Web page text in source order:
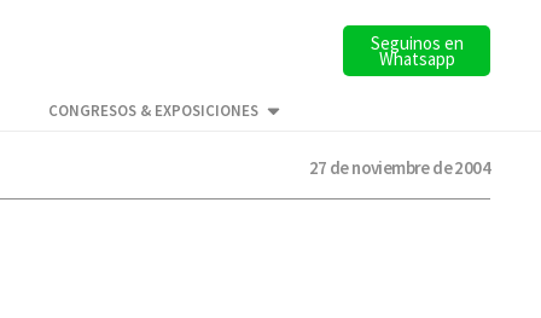
Seguinos en
Whatsapp
CONGRESOS & EXPOSICIONES
27 de noviembre de 2004